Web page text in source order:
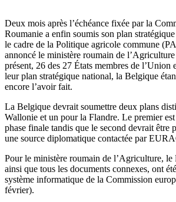
Deux mois après l’échéance fixée par la
Roumanie a enfin soumis son plan
le cadre de la Politique agricole commune
annoncé le ministère roumain de
présent, 26 des 27 États membres de l’Union
leur plan stratégique national, la Belgique
encore l’avoir fait.
La Belgique devrait soumettre deux plans
Wallonie et un pour la Flandre. Le premier est
phase finale tandis que le second devrait être
une source diplomatique contactée par
Pour le ministère roumain de l’Agriculture, le
ainsi que tous les documents connexes, ont
système informatique de la Commission
février).